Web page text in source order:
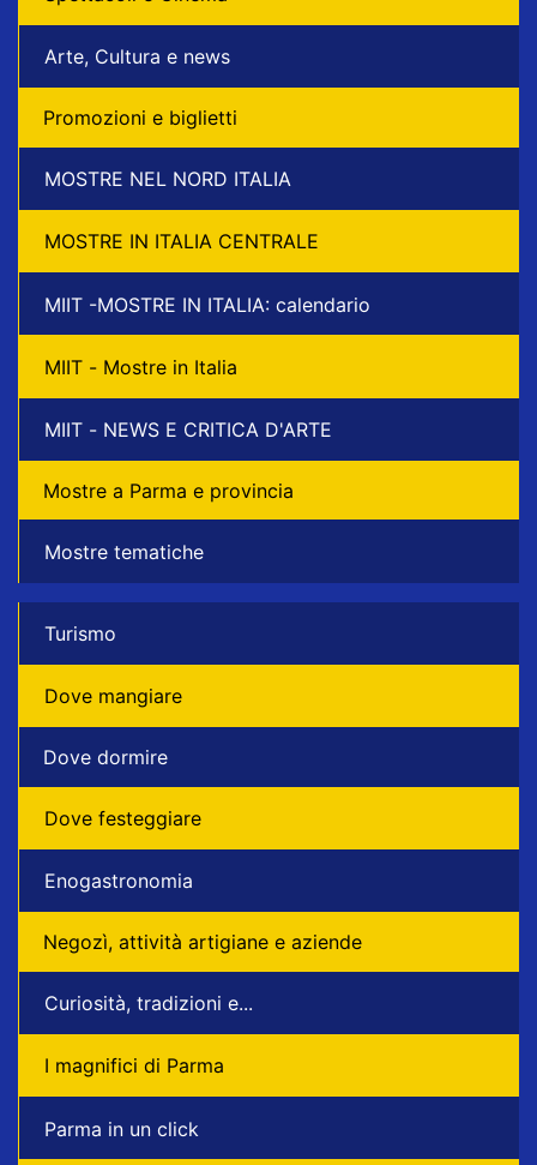
Arte, Cultura e news
Promozioni e biglietti
MOSTRE NEL NORD ITALIA
MOSTRE IN ITALIA CENTRALE
MIIT -MOSTRE IN ITALIA: calendario
MIIT - Mostre in Italia
MIIT - NEWS E CRITICA D'ARTE
Mostre a Parma e provincia
Mostre tematiche
Turismo
Dove mangiare
Dove dormire
Dove festeggiare
Enogastronomia
Negozì, attività artigiane e aziende
Curiosità, tradizioni e...
I magnifici di Parma
Parma in un click